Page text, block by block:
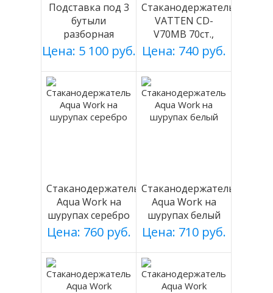
Подставка под 3
бутыли
разборная
(БЕЛАЯ), Россия
Цена: 5 100 руб.
Стаканодержатель
VATTEN CD-
V70MB 70ст.,
черный, магнит.
Цена: 740 руб.
Стаканодержатель
Aqua Work на
шурупах серебро
Цена: 760 руб.
Стаканодержатель
Aqua Work на
шурупах белый
Цена: 710 руб.